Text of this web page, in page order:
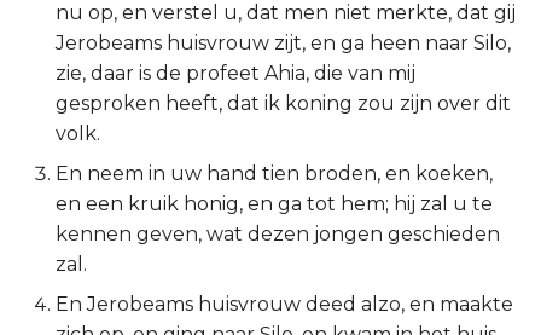
Handelingen
Romeinen
2 Korinthe
Galaten
Éfeze
nu op, en verstel u, dat men niet merkte, dat gij
Jerobeams huisvrouw zijt, en ga heen naar Silo,
zie, daar is de profeet Ahia, die van mij
gesproken heeft, dat ik koning zou zijn over dit
volk.
En neem in uw hand tien broden, en koeken,
en een kruik honig, en ga tot hem; hij zal u te
kennen geven, wat dezen jongen geschieden
zal.
En Jerobeams huisvrouw deed alzo, en maakte